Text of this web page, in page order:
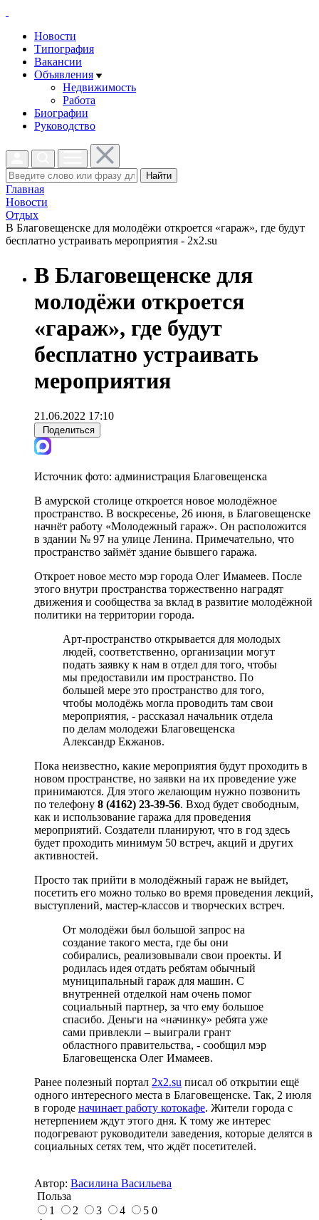
Новости
Типография
Вакансии
Объявления
Недвижимость
Работа
Биографии
Руководство
Найти
Главная
Новости
Отдых
В Благовещенске для молодёжи откроется «гараж», где будут
бесплатно устраивать мероприятия - 2x2.su
В Благовещенске для
молодёжи откроется
«гараж», где будут
бесплатно устраивать
мероприятия
21.06.2022 17:10
Поделиться
Источник фото: администрация Благовещенска
В амурской столице откроется новое молодёжное
пространство. В воскресенье, 26 июня, в Благовещенске
начнёт работу «Молодежный гараж». Он расположится
в здании № 97 на улице Ленина. Примечательно, что
пространство займёт здание бывшего гаража.
Откроет новое место мэр города Олег Имамеев. После
этого внутри пространства торжественно наградят
движения и сообщества за вклад в развитие молодёжной
политики на территории города.
Арт-пространство открывается для молодых
людей, соответственно, организации могут
подать заявку к нам в отдел для того, чтобы
мы предоставили им пространство. По
большей мере это пространство для того,
чтобы молодёжь могла проводить там свои
мероприятия, - рассказал начальник отдела
по делам молодежи Благовещенска
Александр Екжанов.
Пока неизвестно, какие мероприятия будут проходить в
новом пространстве, но заявки на их проведение уже
принимаются. Для этого желающим нужно позвонить
по телефону 8 (4162) 23-39-56. Вход будет свободным,
как и использование гаража для проведения
мероприятий. Создатели планируют, что в год здесь
будет проходить минимум 50 встреч, акций и других
активностей.
Просто так прийти в молодёжный гараж не выйдет,
посетить его можно только во время проведения лекций,
выступлений, мастер-классов и творческих встреч.
От молодёжи был большой запрос на
создание такого места, где бы они
собирались, реализовывали свои проекты. И
родилась идея отдать ребятам обычный
муниципальный гараж для машин. С
внутренней отделкой нам очень помог
социальный партнер, за что ему большое
спасибо. Деньги на «начинку» ребята уже
сами привлекли – выиграли грант
областного правительства, - сообщил мэр
Благовещенска Олег Имамеев.
Ранее полезный портал 2х2.su писал об открытии ещё
одного интересного места в Благовещенске. Так, 2 июля
в городе начинает работу котокафе. Жители города с
нетерпением ждут этого дня. К тому же интерес
подогревают руководители заведения, которые делятся в
социальных сетях тем, что ждёт посетителей.
Автор: Василина Васильева
Польза
1
2 3 4 5 0